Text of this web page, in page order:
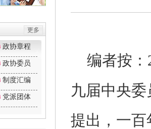
编者按：
九届中央
提出，一